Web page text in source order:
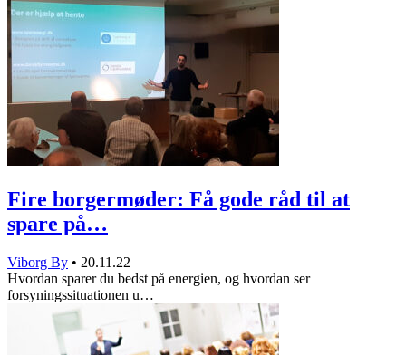
Fire borgermøder: Få gode råd til at
spare på…
Viborg By • 20.11.22
Hvordan sparer du bedst på energien, og hvordan ser
forsyningssituationen u…